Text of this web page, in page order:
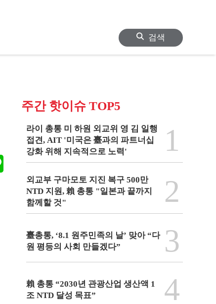
검색
주간 핫이슈 TOP5
라이 총통 미 하원 외교위 영 김 일행
접견, AIT '미국은 臺과의 파트너십
강화 위해 지속적으로 노력'
1
외교부 구마모토 지진 복구 500만
NTD 지원, 賴 총통 "일본과 끝까지
함께할 것"
2
臺총통, ‘8.1 원주민족의 날’ 맞아 “다
원 평등의 사회 만들겠다”
3
賴 총통 “2030년 관광산업 생산액 1
조 NTD 달성 목표”
4